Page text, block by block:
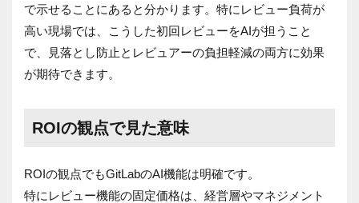
で示せることにあると分かります。特にレビュー負荷が
高い現場では、こうした初回レビューをAIが担うこと
で、見落とし防止とレビュアーの負担軽減の両方に効果
が期待できます。
ROIの観点で見た意味
ROIの観点でもGitLabのAI機能は明確です。
特にレビュー機能の固定価格は、経営層やマネジメント